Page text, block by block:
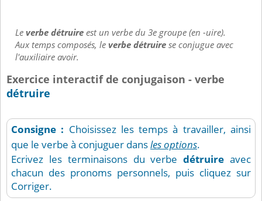
Leverbe détruireest un verbe du 3e groupe (en -uire).
Aux temps composés, leverbe détruirese conjugue avec
l'auxiliaire avoir.
Exercice interactif de conjugaison - verbe
détruire
Consigne : Choisissez les temps à travailler, ainsi
que le verbe à conjuguer dansles options.
Ecrivez les terminaisons du verbedétruire avec
chacun des pronoms personnels, puis cliquez sur
Corriger.